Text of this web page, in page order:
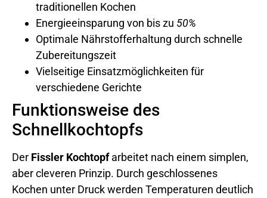
traditionellen Kochen
Energieeinsparung von bis zu 50%
Optimale Nährstofferhaltung durch schnelle
Zubereitungszeit
Vielseitige Einsatzmöglichkeiten für
verschiedene Gerichte
Funktionsweise des
Schnellkochtopfs
Der Fissler Kochtopfarbeitet nach einem simplen,
aber cleveren Prinzip. Durch geschlossenes
Kochen unter Druck werden Temperaturen deutlich